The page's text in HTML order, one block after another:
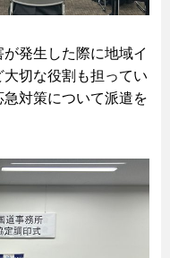
発生した際に地域イ
切な役割も担ってい
対策について派遣を